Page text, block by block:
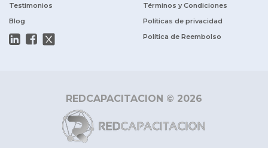
Testimonios
Blog
Términos y Condiciones
Políticas de privacidad
Política de Reembolso
REDCAPACITACION © 2026